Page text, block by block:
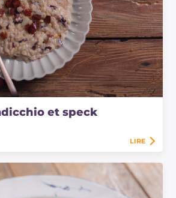
et speck
LIRE